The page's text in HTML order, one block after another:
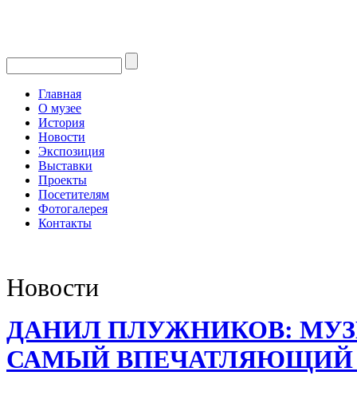
Главная
О музее
История
Новости
Экспозиция
Выставки
Проекты
Посетителям
Фотогалерея
Контакты
Новости
ДАНИЛ ПЛУЖНИКОВ:
САМЫЙ ВПЕЧАТЛЯЮЩИЙ